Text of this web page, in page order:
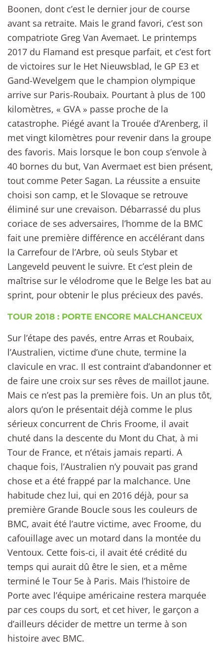
Boonen, dont c’est le dernier jour de course
avant sa retraite. Mais le grand favori, c’est son
compatriote Greg Van Avemaet. Le printemps
2017 du Flamand est presque parfait, et c’est fort
de victoires sur le Het Nieuwsblad, le GP E3 et
Gand-Wevelgem que le champion olympique
arrive sur Paris-Roubaix. Pourtant à plus de 100
kilomètres, « GVA » passe proche de la
catastrophe. Piégé avant la Trouée d’Arenberg, il
met vingt kilomètres pour revenir dans la groupe
des favoris. Mais lorsque le bon coup s’envole à
40 bornes du but, Van Avermaet est bien présent,
tout comme Peter Sagan. La réussite a ensuite
choisi son camp, et le Slovaque se retrouve
éliminé sur une crevaison. Débarrassé du plus
coriace de ses adversaires, l’homme de la BMC
fait une première différence en accélérant dans
la Carrefour de l’Arbre, où seuls Stybar et
Langeveld peuvent le suivre. Et c’est plein de
maîtrise sur le vélodrome que le Belge les bat au
sprint, pour obtenir le plus précieux des pavés.
TOUR 2018 : PORTE ENCORE MALCHANCEUX
Sur l’étape des pavés, entre Arras et Roubaix,
l’Australien, victime d’une chute, termine la
clavicule en vrac. Il est contraint d’abandonner et
de faire une croix sur ses rêves de maillot jaune.
Mais ce n’est pas la première fois. Un an plus tôt,
alors qu’on le présentait déjà comme le plus
sérieux concurrent de Chris Froome, il avait
chuté dans la descente du Mont du Chat, à mi
Tour de France, et n’étais jamais reparti. A
chaque fois, l’Australien n’y pouvait pas grand
chose et a été frappé par la malchance. Une
habitude chez lui, qui en 2016 déjà, pour sa
première Grande Boucle sous les couleurs de
BMC, avait été l’autre victime, avec Froome, du
cafouillage avec un motard dans la montée du
Ventoux. Cette fois-ci, il avait été crédité du
temps qui aurait dû être le sien, et a même
terminé le Tour 5e à Paris. Mais l’histoire de
Porte avec l’équipe américaine restera marquée
par ces coups du sort, et cet hiver, le garçon a
d’ailleurs décider de mettre un terme à son
histoire avec BMC.